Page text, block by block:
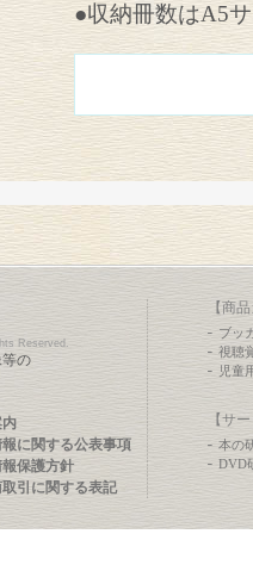
●収納冊数はA5
Reserved.
の
に関する公表事項
保護方針
引に関する表記
【商
ブッ
視聴
児童
【サ
本の
DVD